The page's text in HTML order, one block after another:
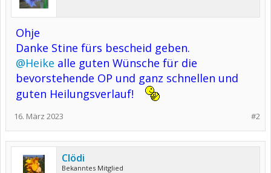
Ohje
Danke Stine fürs bescheid geben.
@Heike alle guten Wünsche für die
bevorstehende OP und ganz schnellen und
guten Heilungsverlauf!
#2
16. März 2023
Clödi
Bekanntes Mitglied